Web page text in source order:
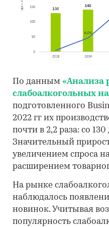
По данным «Анализа
слабоалкогольных
подготовленного
2022 гг их
почти в 2,2 раза: со
Значительный
увеличением спроса
расширением
На рынке
наблюдалось
новинок. Учитывая
популярность